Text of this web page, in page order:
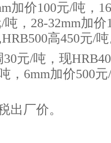
加价100元/吨，
，28-32mm加价
高450元/
元/吨，现
，6mm加价500
出厂价。